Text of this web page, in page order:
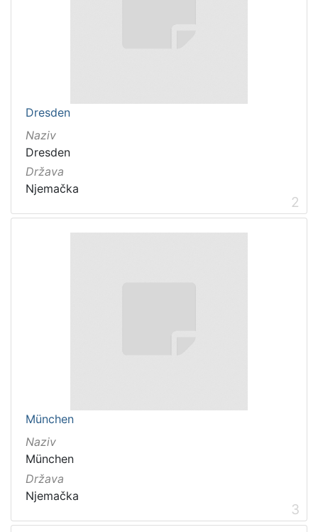
Dresden
Naziv
Dresden
Država
Njemačka
2
München
Naziv
München
Država
Njemačka
3